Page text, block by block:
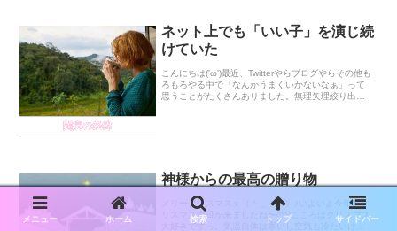
闘病の経緯
ネット上でも「いい子」を演じ続
けていた
こんにちは('ω')最近、Twitterやらブログやらその他も
ろもろやる中で「なんかうまくいかないなぁ」って
思うことがたくさんありました。無理矢理絞り出し
神様からの最高の贈り物
メリークリスマスｖ（＾＿＾ｖ）♪いよいよ今年もク
リスマス当日が来ましたね〜(^^)こころはクリスマス
大好きですっ。気温自体は寒いし空気も冷たいけ
メニュー ホーム 検索 トップ サイドバー